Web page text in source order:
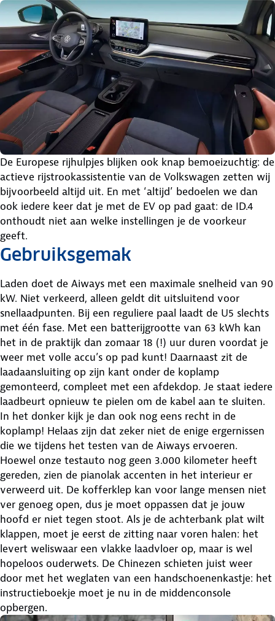
De Europese rijhulpjes blijken ook knap bemoeizuchtig: de
actieve rijstrookassistentie van de Volkswagen zetten wij
bijvoorbeeld altijd uit. En met ‘altijd’ bedoelen we dan
ook iedere keer dat je met de EV op pad gaat: de ID.4
onthoudt niet aan welke instellingen je de voorkeur
geeft.
Gebruiksgemak
Laden doet de Aiways met een maximale snelheid van 90
kW. Niet verkeerd, alleen geldt dit uitsluitend voor
snellaadpunten. Bij een reguliere paal laadt de U5 slechts
met één fase. Met een batterijgrootte van 63 kWh kan
het in de praktijk dan zomaar 18 (!) uur duren voordat je
weer met volle accu’s op pad kunt! Daarnaast zit de
laadaansluiting op zijn kant onder de koplamp
gemonteerd, compleet met een afdekdop. Je staat iedere
laadbeurt opnieuw te pielen om de kabel aan te sluiten.
In het donker kijk je dan ook nog eens recht in de
koplamp! Helaas zijn dat zeker niet de enige ergernissen
die we tijdens het testen van de Aiways ervoeren.
Hoewel onze testauto nog geen 3.000 kilometer heeft
gereden, zien de pianolak accenten in het interieur er
verweerd uit. De kofferklep kan voor lange mensen niet
ver genoeg open, dus je moet oppassen dat je jouw
hoofd er niet tegen stoot. Als je de achterbank plat wilt
klappen, moet je eerst de zitting naar voren halen: het
levert weliswaar een vlakke laadvloer op, maar is wel
hopeloos ouderwets. De Chinezen schieten juist weer
door met het weglaten van een handschoenenkastje: het
instructieboekje moet je nu in de middenconsole
opbergen.